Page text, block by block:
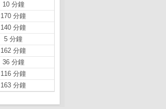
10 分鐘
170 分鐘
140 分鐘
5 分鐘
162 分鐘
36 分鐘
116 分鐘
163 分鐘